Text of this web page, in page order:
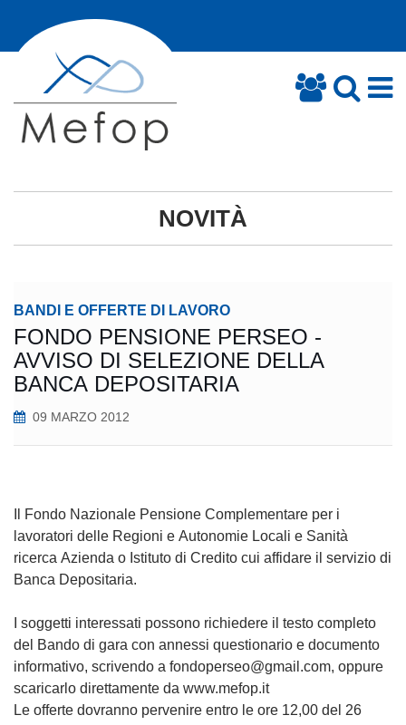
NOVITÀ
BANDI E OFFERTE DI LAVORO
FONDO PENSIONE PERSEO -
AVVISO DI SELEZIONE DELLA
BANCA DEPOSITARIA
09 MARZO 2012
Il Fondo Nazionale Pensione Complementare per i
lavoratori delle Regioni e Autonomie Locali e Sanità
ricerca Azienda o Istituto di Credito cui affidare il servizio di
Banca Depositaria.
I soggetti interessati possono richiedere il testo completo
del Bando di gara con annessi questionario e documento
informativo, scrivendo a fondoperseo@gmail.com, oppure
scaricarlo direttamente da www.mefop.it
Le offerte dovranno pervenire entro le ore 12,00 del 26